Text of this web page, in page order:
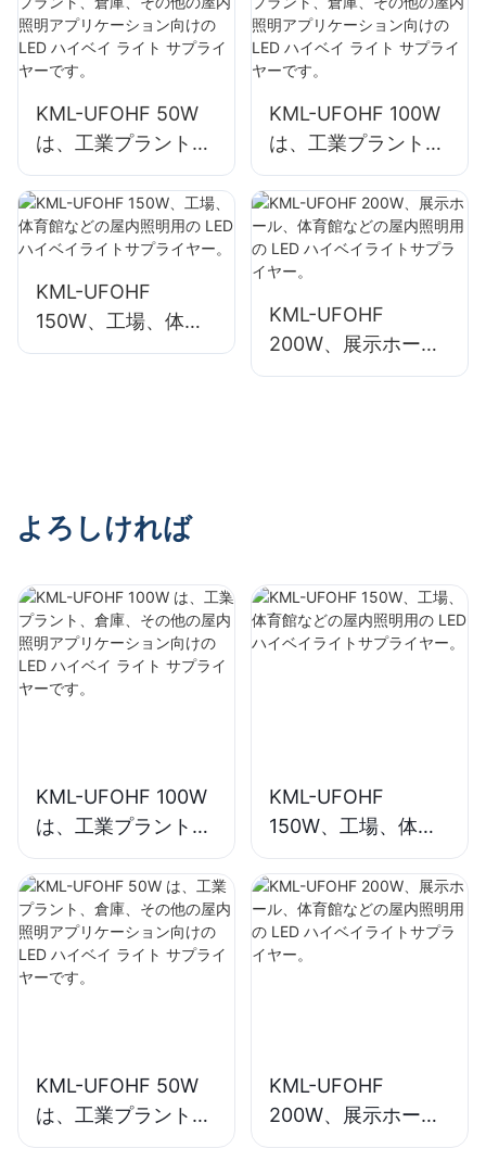
に最適です。
向けサプライヤーで
す。
KML-UFOHF 50W
は、工業プラント、
倉庫、その他の屋内
照明アプリケーショ
ン向けの LED ハイ
ベイ ライト サプラ
イヤーです。
KML-UFOHF 100W
は、工業プラント、
倉庫、その他の屋内
照明アプリケーショ
ン向けの LED ハイ
ベイ ライト サプラ
KML-UFOHF
150W、工場、体育
館などの屋内照明用
KML-UFOHF
200W、展示ホー
ル、体育館などの屋
よろしければ
KML-UFOHF 100W
は、工業プラント、
倉庫、その他の屋内
照明アプリケーショ
ン向けの LED ハイ
ベイ ライト サプラ
イヤーです。
KML-UFOHF
150W、工場、体育
館などの屋内照明用
の LED ハイベイラ
イトサプライヤー。
KML-UFOHF 50W
は、工業プラント、
倉庫、その他の屋内
KML-UFOHF
200W、展示ホー
ル、体育館などの屋